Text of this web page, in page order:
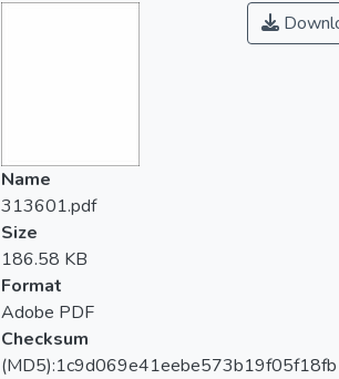
Name
313601.pdf
Size
186.58 KB
Format
Adobe PDF
Checksum